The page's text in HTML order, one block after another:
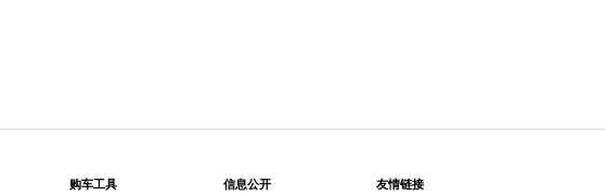
购车工具 信息公开 友情链接